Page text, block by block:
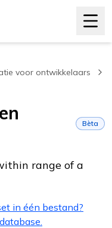
voor ontwikkelaars
Bèta
range of a
in één bestand?